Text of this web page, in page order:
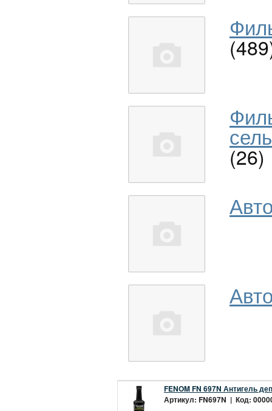
(26)
FENOM FN 697N Антигель
Артикул: FN697N | Код: